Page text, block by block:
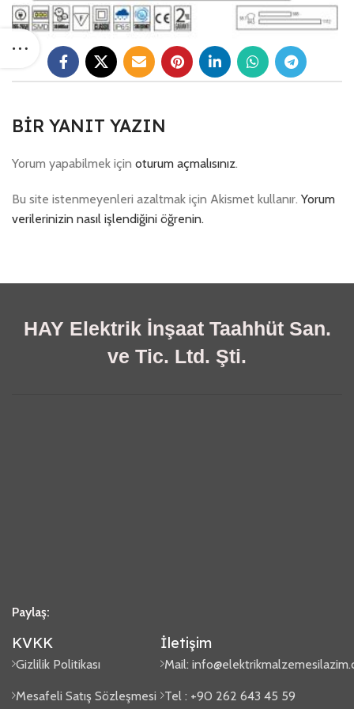
BIR YANIT YAZIN
Yorum yapabilmek için oturum açmalısınız.
Bu site istenmeyenleri azaltmak için Akismet kullanır. Yorum
verilerinizin nasıl işlendiğini öğrenin.
HAY Elektrik İnşaat Taahhüt San.
ve Tic. Ltd. Şti.
Paylaş:
KVKK
Gizlilik Politikası
Mesafeli Satış Sözleşmesi
İletişim
Mail:
Tel : +90 262 643 45 59